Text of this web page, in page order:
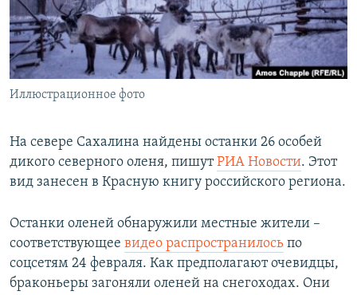
ПОБЕДИТЕЛЕЙ НЕ СУДЯТ?
КРЫМ.НЕПОКОРЕННЫЙ
ELIFBE
УКРАИНСКАЯ ПРОБЛЕМА КРЫМА
ПРИСОЕДИНЯЙТЕСЬ!
Иллюстрационное фото
На севере Сахалина найдены останки 26 особей
дикого северного оленя, пишутРИА Новости. Этот
вид занесен в Красную книгу российского региона.
Останки оленей обнаружили местные жители –
соответствующее видео распространилось по
соцсетям 24 февраля. Как предполагают очевидцы,
браконьеры загоняли оленей на снегоходах. Они